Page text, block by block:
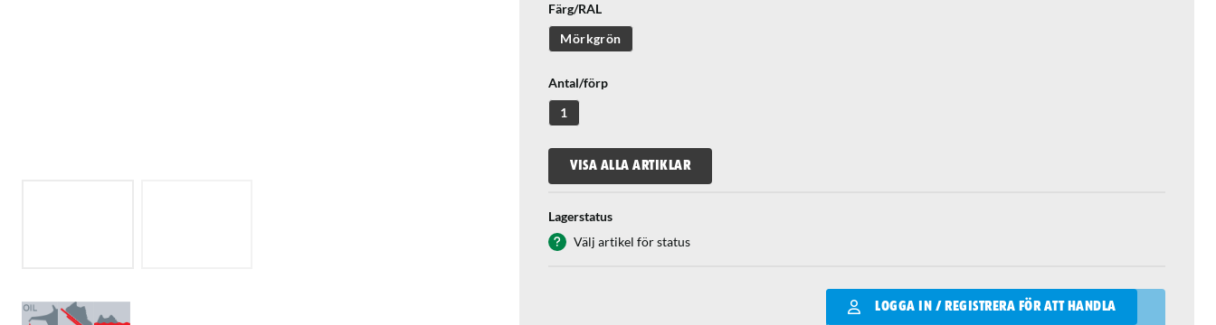
Färg/RAL
Mörkgrön
Antal/förp
1
VISA ALLA ARTIKLAR
Lagerstatus
Välj artikel för status
LOGGA IN / REGISTRERA FÖR ATT HANDLA
Qantity
LÄGG I VARUKORGEN